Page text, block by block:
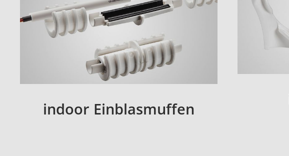
indoor Einblasmuffen